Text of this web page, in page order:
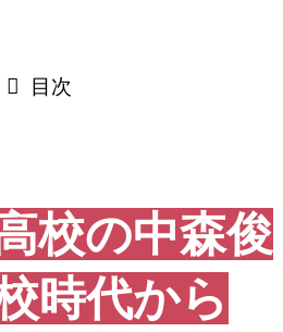
目次
校の中森俊
時代から